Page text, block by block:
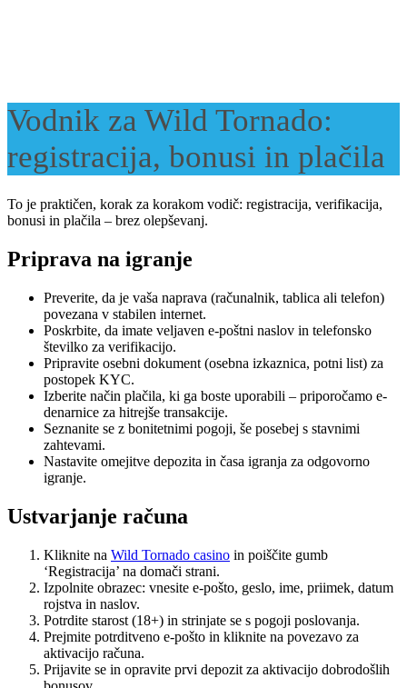
Vodnik za Wild Tornado:
registracija, bonusi in plačila
To je praktičen, korak za korakom vodič: registracija, verifikacija,
bonusi in plačila – brez olepševanj.
Priprava na igranje
Preverite, da je vaša naprava (računalnik, tablica ali telefon)
povezana v stabilen internet.
Poskrbite, da imate veljaven e-poštni naslov in telefonsko
številko za verifikacijo.
Pripravite osebni dokument (osebna izkaznica, potni list) za
postopek KYC.
Izberite način plačila, ki ga boste uporabili – priporočamo e-
denarnice za hitrejše transakcije.
Seznanite se z bonitetnimi pogoji, še posebej s stavnimi
zahtevami.
Nastavite omejitve depozita in časa igranja za odgovorno
igranje.
Ustvarjanje računa
Kliknite na Wild Tornado casino in poiščite gumb
‘Registracija’ na domači strani.
Izpolnite obrazec: vnesite e-pošto, geslo, ime, priimek, datum
rojstva in naslov.
Potrdite starost (18+) in strinjate se s pogoji poslovanja.
Prejmite potrditveno e-pošto in kliknite na povezavo za
aktivacijo računa.
Prijavite se in opravite prvi depozit za aktivacijo dobrodošlih